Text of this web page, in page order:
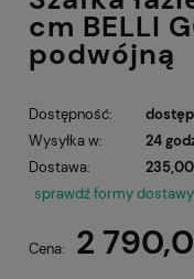
cm BELLI
podwójną
Dostępność:
Wysyłka w:
24
Dostawa:
235,00
Cena nie zawiera
sprawdź formy dostawy
Cena: 2